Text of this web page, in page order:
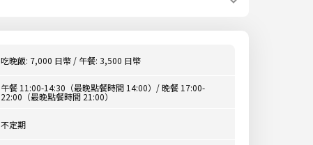
吃晚飯: 7,000 日幣 / 午餐: 3,500 日幣
午餐 11:00-14:30（最晚點餐時間 14:00）/ 晚餐 17:00-
22:00（最晚點餐時間 21:00）
不定期